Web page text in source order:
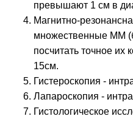
превышают 1 см в
Магнитно-
множественные ММ
посчитать точное
15см.
Гистероскопия -
Лапароскопия -
Гистологическое